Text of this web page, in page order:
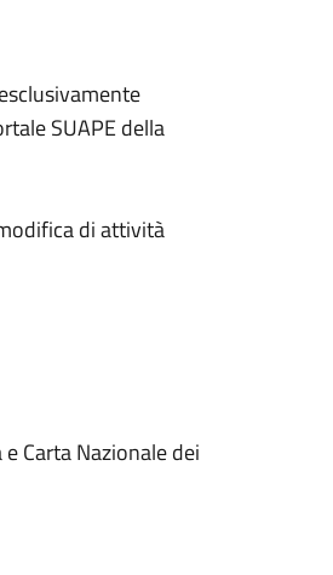
SUAPE della
di attività
Carta Nazionale dei